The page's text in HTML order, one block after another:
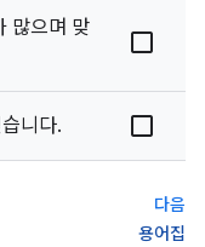
많으며 맞
니다.
다음
용어집